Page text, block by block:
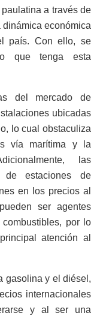
a través de
económica
país. Con ello, se
que tenga esta
del mercado de
ubicadas
lo cual obstaculiza
vía marítima y la
las
de estaciones de
en los precios al
ser agentes
por lo
atención al
gasolina y el diésel,
internacionales
y al ser una